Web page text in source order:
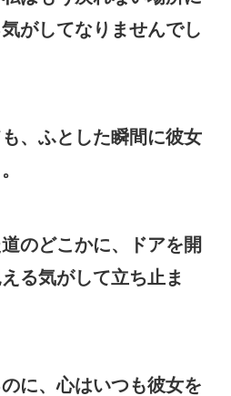
がしてなりませんでし
、ふとした瞬間に彼女
のどこかに、ドアを開
る気がして立ち止ま
に、心はいつも彼女を